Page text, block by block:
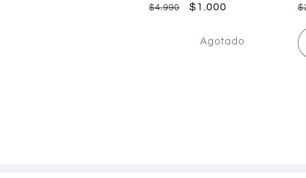
Precio
$4.990
Precio
oferta
$1.000
Agotado